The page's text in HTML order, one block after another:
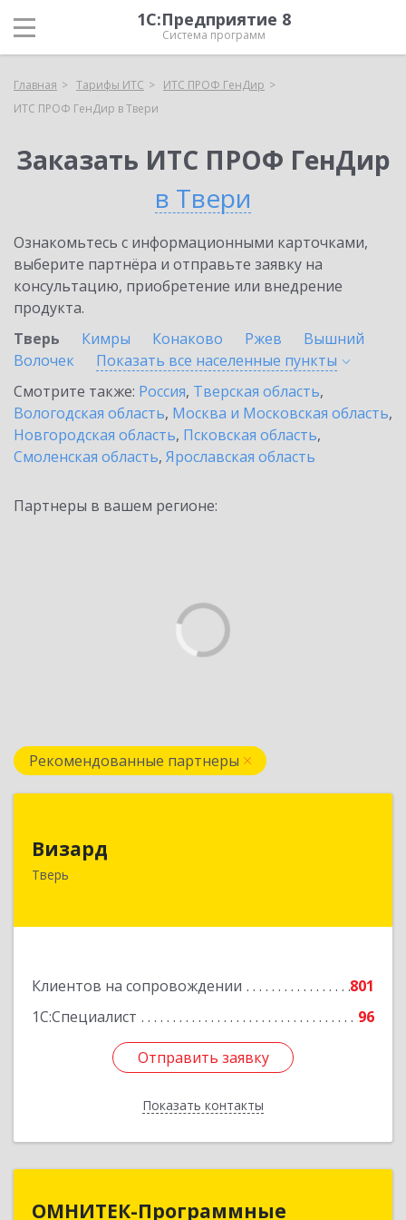
1С:Предприятие 8
Система программ
Главная Тарифы ИТС
ИТС ПРОФ ГенДир
ИТС ПРОФ ГенДир в Твери
Заказать ИТС ПРОФ ГенДир
в Твери
Ознакомьтесь с информационными карточками,
выберите партнёра и отправьте заявку на
консультацию, приобретение или внедрение
продукта.
Тверь
Кимры Конаково Ржев
Вышний
Волочек
Показать все населенные пункты
Смотрите также: Россия, Тверская область,
Вологодская область, Москва и Московская область,
Новгородская область, Псковская область,
Смоленская область, Ярославская область
Партнеры в вашем регионе:
Рекомендованные партнеры
Визард
Тверь
Клиентов на сопровождении
801
1С:Специалист
96
Отправить заявку
Показать контакты
170006, Тверская обл, Тверь г, Учительская ул,
Подробнее
Отправить заявку
Назад
ОМНИТЕК-Программные